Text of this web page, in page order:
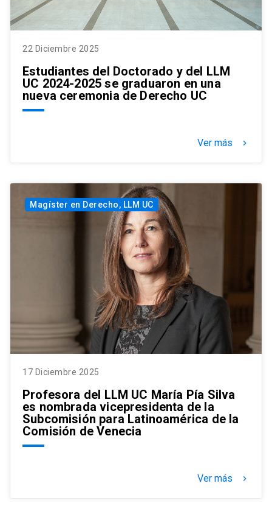
22 Diciembre 2025
Estudiantes del Doctorado y del LLM
UC 2024-2025 se graduaron en una
nueva ceremonia de Derecho UC
Ver más keyboard_arrow_right
Magíster en Derecho, LLM UC
17 Diciembre 2025
Profesora del LLM UC María Pía Silva
es nombrada vicepresidenta de la
Subcomisión para Latinoamérica de la
Comisión de Venecia
Ver más keyboard_arrow_right